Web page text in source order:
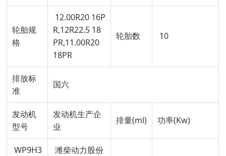
轮胎规
格
12.00R20 16P
R,12R22.5 18
PR,11.00R20
18PR
轮胎数 10
排放标
准
国六
发动机
型号
发动机生产企
业
排量(ml) 功率(Kw)
WP9H3
潍柴动力股份